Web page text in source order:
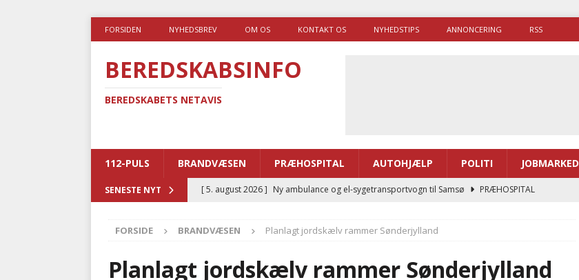
FORSIDEN NYHEDSBREV OM OS KONTAKT OS NYHEDSTIPS ANNONCERING RSS
BEREDSKABSINFO
BEREDSKABETS NETAVIS
112-PULS BRANDVÆSEN PRÆHOSPITAL AUTOHJÆLP POLITI JOBMARKED
SENESTE NYT [ 5. august 2026 ] Ny ambulance og el-sygetransportvogn til Samsø
PRÆHOSPITAL
BRANDVÆSEN
[ 4. august 2026 ]
Ny treårig politiuddannelse skal ruste betjentene til mere kompleks
FORSIDE BRANDVÆSEN Planlagt jordskælv rammer Sønderjylland
Planlagt jordskælv rammer Sønderjylland